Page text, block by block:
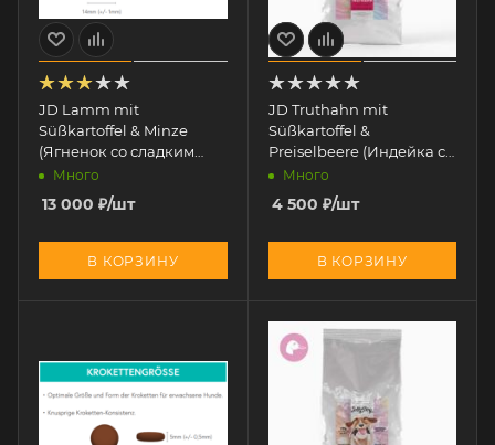
JD Lamm mit
Süßkartoffel & Minze
(Ягненок со сладким
картофелем и мятой) 12
Много
13 000 ₽/шт
В КОРЗИНУ
JD Truthahn mit
Süßkartoffel &
Preiselbeere (Индейка со
сладким картофелем и
клюквой) 2 кг
Много
4 500 ₽/шт
В КОРЗИНУ